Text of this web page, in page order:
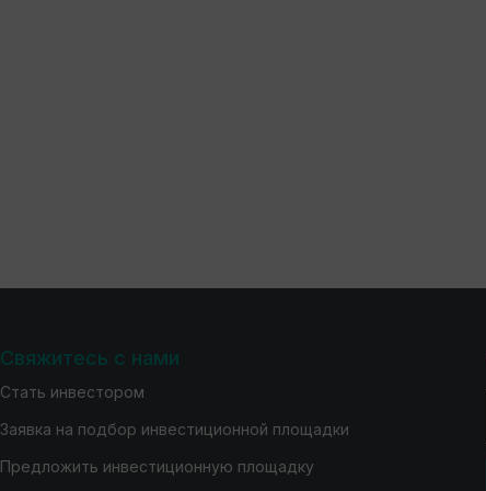
Свяжитесь с нами
Стать инвестором
Заявка на подбор инвестиционной площадки
Предложить инвестиционную площадку